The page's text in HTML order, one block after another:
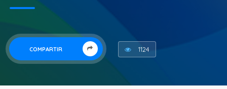
COMPARTIR 1124